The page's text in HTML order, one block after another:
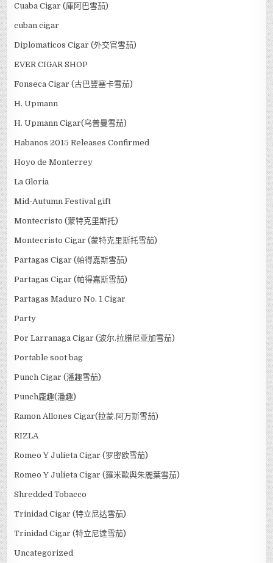
Cuaba Cigar (庫阿巴雪茄)
cuban cigar
Diplomaticos Cigar (外交官雪茄)
EVER CIGAR SHOP
Fonseca Cigar (古巴豐塞卡雪茄)
H. Upmann
H. Upmann Cigar(乌普曼雪茄)
Habanos 2015 Releases Confirmed
Hoyo de Monterrey
La Gloria
Mid-Autumn Festival gift
Montecristo (蒙特克里斯托)
Montecristo Cigar (蒙特克里斯托雪茄)
Partagas Cigar (帕得嘉斯雪茄)
Partagas Cigar (帕得嘉斯雪茄)
Partagas Maduro No. 1 Cigar
Party
Por Larranaga Cigar (波尔.拉腊尼亚加雪茄)
Portable soot bag
Punch Cigar (潘趣雪茄)
Punch龐趣(潘趣)
Ramon Allones Cigar(拉蒙.阿万斯雪茄)
RIZLA
Romeo Y Julieta Cigar (罗密欧雪茄)
Romeo Y Julieta Cigar (羅米歐與朱麗葉雪茄)
Shredded Tobacco
Trinidad Cigar (特立尼达雪茄)
Trinidad Cigar (特立尼達雪茄)
Uncategorized